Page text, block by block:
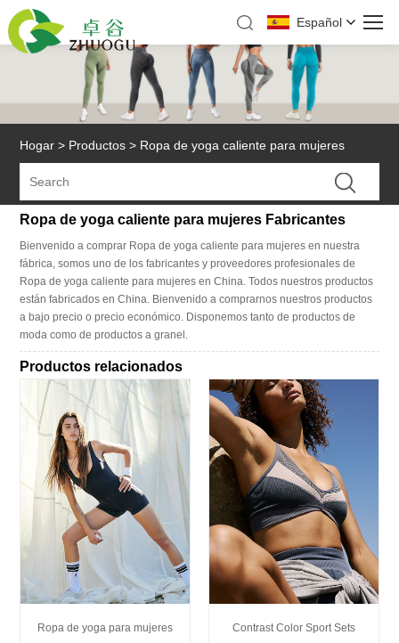
Español
Hogar > Productos > Ropa de yoga caliente para mujeres
Ropa de yoga caliente para mujeres Fabricantes
Bienvenido a comprar Ropa de yoga caliente para mujeres en nuestra
fábrica, somos uno de los fabricantes y proveedores profesionales de
Ropa de yoga caliente para mujeres en China. Todos nuestros productos
están fabricados en China. Bienvenido a comprarnos nuestros productos
a bajo precio o precio económico. Disponemos tanto de productos de
moda como de productos a granel.
Productos relacionados
Ropa de yoga para mujeres Contrast Color Sport Sets